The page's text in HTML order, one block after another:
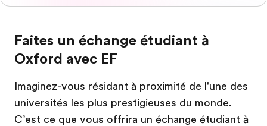
Faites un échange étudiant à
Oxford avec EF
Imaginez-vous résidant à proximité de l'une des
universités les plus prestigieuses du monde.
C’est ce que vous offrira un échange étudiant à